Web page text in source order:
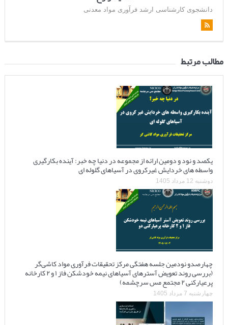
دانشجوی کارشناسی ارشد فرآوری مواد معدنی
مطالب مرتبط
یکصد و نود و دومین ارائه از مجموعه در دنیا چه خبر: آینده بکارگیری
واسطه های خردایش غیرکروی در آسیاهای گلوله ای
دوشنبه 12 مرداد 1405
چهارصدو نودمین جلسه هفتگی مرکز تحقیقات فرآوری مواد کاشی‌گر
(بررسی روند تعویض آسترهای آسیاهای نیمه خودشکن فاز ۱ و ۲ کارخانه
پرعیارکنی ۲ مجتمع مس سرچشمه)
چهارشنبه 7 مرداد 1405